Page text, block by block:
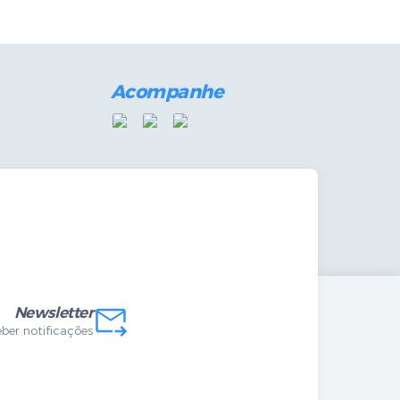
Internas
Acompanhe
Newsletter
notificações